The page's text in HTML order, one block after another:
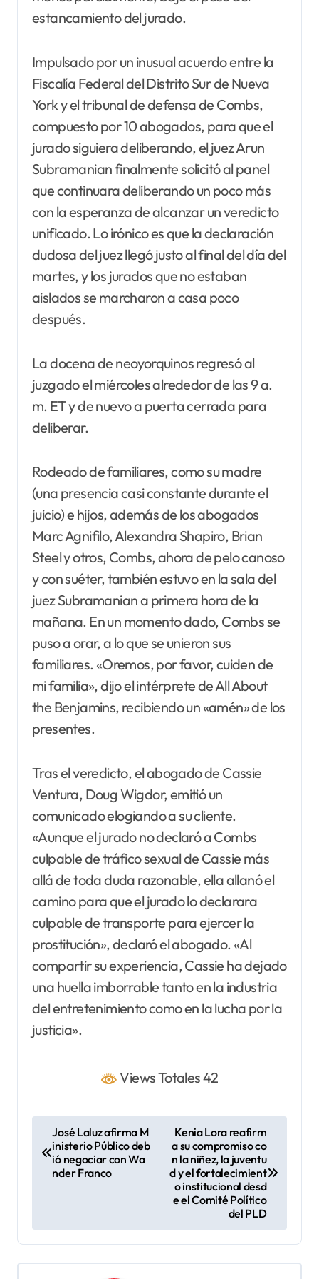
estancamiento del jurado.
Impulsado por un inusual acuerdo entre la
Fiscalía Federal del Distrito Sur de Nueva
York y el tribunal de defensa de Combs,
compuesto por 10 abogados, para que el
jurado siguiera deliberando, el juez Arun
Subramanian finalmente solicitó al panel
que continuara deliberando un poco más
con la esperanza de alcanzar un veredicto
unificado. Lo irónico es que la declaración
dudosa del juez llegó justo al final del día del
martes, y los jurados que no estaban
aislados se marcharon a casa poco
después.
La docena de neoyorquinos regresó al
juzgado el miércoles alrededor de las 9 a.
m. ET y de nuevo a puerta cerrada para
deliberar.
Rodeado de familiares, como su madre
(una presencia casi constante durante el
juicio) e hijos, además de los abogados
Marc Agnifilo, Alexandra Shapiro, Brian
Steel y otros, Combs, ahora de pelo canoso
y con suéter, también estuvo en la sala del
juez Subramanian a primera hora de la
mañana. En un momento dado, Combs se
puso a orar, a lo que se unieron sus
familiares. «Oremos, por favor, cuiden de
mi familia», dijo el intérprete de All About
the Benjamins, recibiendo un «amén» de los
presentes.
Tras el veredicto, el abogado de Cassie
Ventura, Doug Wigdor, emitió un
comunicado elogiando a su cliente.
«Aunque el jurado no declaró a Combs
culpable de tráfico sexual de Cassie más
allá de toda duda razonable, ella allanó el
camino para que el jurado lo declarara
culpable de transporte para ejercer la
prostitución», declaró el abogado. «Al
compartir su experiencia, Cassie ha dejado
una huella imborrable tanto en la industria
del entretenimiento como en la lucha por la
justicia».
Views Totales 42
a
c
José Laluz afirma M
inisterio Público deb
ió negociar con Wa
nder Franco
Kenia Lora reafirm
a su compromiso co
n la niñez, la juventu
d y el fortalecimient
o institucional desd
e el Comité Político
del PLD